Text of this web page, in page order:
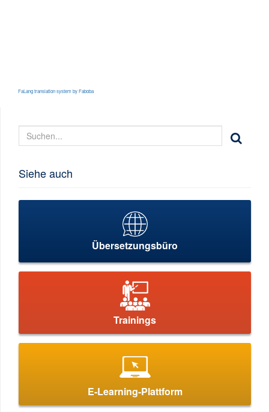
FaLang translation system by Faboba
Siehe auch
Übersetzungsbüro
Trainings
E-Learning-Plattform